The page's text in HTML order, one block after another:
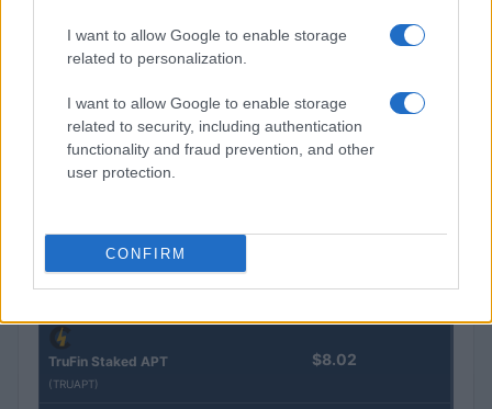
I want to allow Google to enable storage
related to personalization.
I want to allow Google to enable storage
related to security, including authentication
functionality and fraud prevention, and other
user protection.
CONFIRM
(STINJ)
Vested XOR
(VXOR)
$3,407.11
FibSwap DEX
TruFin Staked APT
(TRUAPT)
$8.02